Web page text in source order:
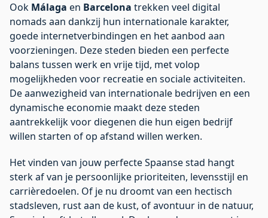
Ook Málaga en Barcelona trekken veel digital
nomads aan dankzij hun internationale karakter,
goede internetverbindingen en het aanbod aan
voorzieningen. Deze steden bieden een perfecte
balans tussen werk en vrije tijd, met volop
mogelijkheden voor recreatie en sociale activiteiten.
De aanwezigheid van internationale bedrijven en een
dynamische economie maakt deze steden
aantrekkelijk voor diegenen die hun eigen bedrijf
willen starten of op afstand willen werken.
Het vinden van jouw perfecte Spaanse stad hangt
sterk af van je persoonlijke prioriteiten, levensstijl en
carrièredoelen. Of je nu droomt van een hectisch
stadsleven, rust aan de kust, of avontuur in de natuur,